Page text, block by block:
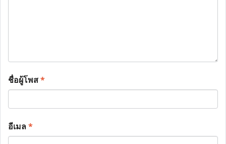
ชื่อผู้โพส*
อีเมล*